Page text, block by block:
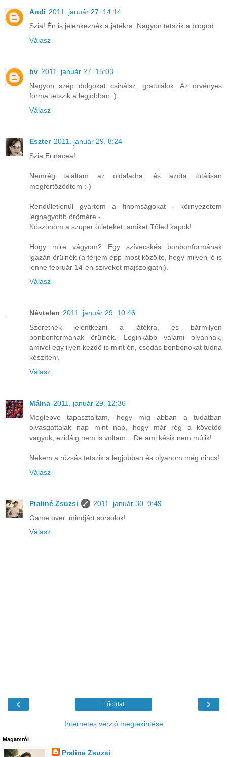
Andi 2011. január 27. 14:14
Szia! Én is jelenkeznék a játékra. Nagyon tetszik a blogod.
Válasz
bv 2011. január 27. 15:03
Nagyon szép dolgokat csinálsz, gratulálok. Az örvényes
forma tetszik a legjobban :)
Válasz
Eszter 2011. január 29. 8:24
Szia Erinacea!
Nemrég találtam az oldaladra, és azóta totálisan
megfertőződtem :-)
Rendületlenül gyártom a finomságokat - környezetem
legnagyobb örömére -.
Köszönöm a szuper ötleteket, amiket Tőled kapok!
Hogy mire vágyom? Egy szívecskés bonbonformának
igazán örülnék (a férjem épp most közölte, hogy milyen jó is
lenne február 14-én szíveket majszolgatni).
Válasz
Névtelen 2011. január 29. 10:46
Szeretnék jelentkezni a játékra, és bármilyen
bonbonformának örülnék. Leginkább valami olyannak,
amivel egy ilyen kezdő is mint én, csodás bonbonokat tudna
készíteni.
Válasz
Málna 2011. január 29. 12:36
Meglepve tapasztaltam, hogy míg abban a tudatban
olvasgattalak nap mint nap, hogy már rég a követőd
vagyok, ezidáig nem is voltam... De ami késik nem múlik!
Nekem a rózsás tetszik a legjobban és olyanom még nincs!
Válasz
Praliné Zsuzsi
2011. január 30. 0:49
Game over, mindjárt sorsolok!
Válasz
‹ ›
Főoldal
Internetes verzió megtekintése
Magamról
Praliné Zsuzsi